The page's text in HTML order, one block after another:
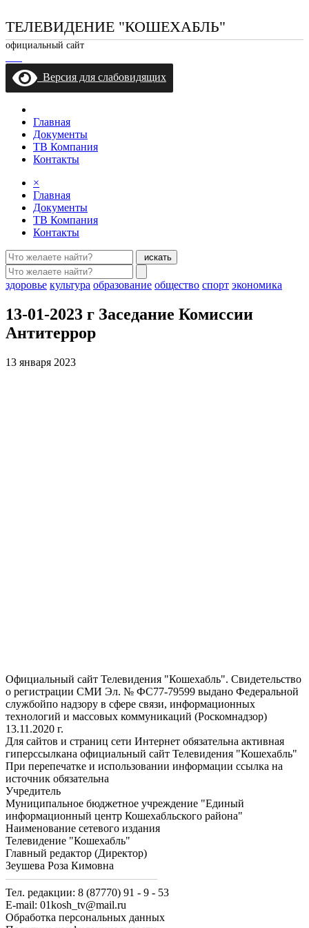
ТЕЛЕВИДЕНИЕ "КОШЕХАБЛЬ"
официальный сайт
Версия для слабовидящих
Главная
Документы
ТВ Компания
Контакты
×
Главная
Документы
ТВ Компания
Контакты
искать
здоровье культура образование общество спорт экономика
13-01-2023 г Заседание Комиссии
Антитеррор
13 января 2023
Официальный сайт Телевидения "Кошехабль". Свидетельство
о регистрации СМИ Эл. № ФС77-79599 выдано Федеральной
службойпо надзору в сфере связи, информационных
технологий и массовых коммуникаций (Роскомнадзор)
13.11.2020 г.
Для сайтов и страниц сети Интернет обязательна активная
гиперссылкана официальный сайт Телевидения "Кошехабль"
При перепечатке и использовании информации ссылка на
источник обязательна
Учредитель
Муниципальное бюджетное учреждение "Единый
информационный центр Кошехабльского района"
Наименование сетевого издания
Телевидение "Кошехабль"
Главный редактор (Директор)
Зеушева Роза Кимовна
Тел. редакции: 8 (87770) 91 - 9 - 53
E-mail: 01kosh_tv@mail.ru
Обработка персональных данных